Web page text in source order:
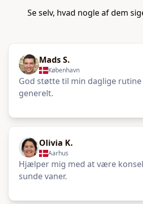
Se selv, hvad nogle af dem
Mads S.
København
God støtte til min daglige
generelt.
Olivia K.
Aarhus
Hjælper mig med at være
sunde vaner.